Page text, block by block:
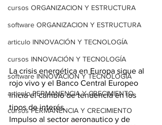
cursos ORGANIZACION Y ESTRUCTURA
software ORGANIZACION Y ESTRUCTURA
articulo INNOVACIÓN Y TECNOLOGÍA
cursos INNOVACIÓN Y TECNOLOGÍA
software INNOVACIÓN Y TECNOLOGÍA
articulo PERMANENCIA Y CRECIMIENTO
cursos PERMANENCIA Y CRECIMIENTO
La crisis energética en Europa sigue al
rojo vivo y el Banco Central Europeo
inicia el cambio de tendencia en los
tipos de interés.
Impulso al sector aeronautico y de